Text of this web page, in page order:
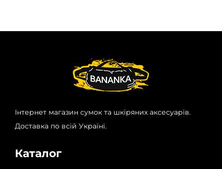
Інтернет магазин сумок та шкіряних аксесуарів.
Доставка по всій Україні.
Каталог